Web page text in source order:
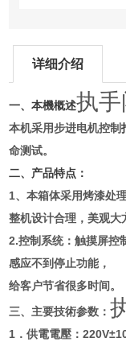
详细介绍
一、本機概述执
本机采用步进电机控制
命测试。
二、产品特点：
1、本箱体采用烤漆处
整机设计合理，美观大
2.控制系统：触摸屏控
感应不到停止功能，
给客户节省很多时间。
三、主要技術参数：
1 ．供電電壓：220V±